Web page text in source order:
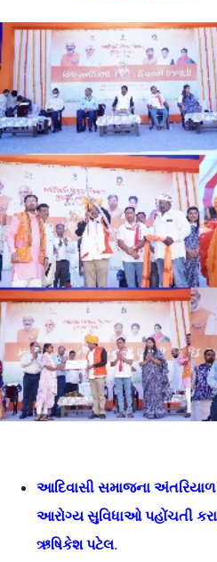
આદિવાસી સમાજના અંતરિયાળ
આરોગ્ય સુવિધાઓ પહોંચતી
ઋષિકેશ પટેલ.